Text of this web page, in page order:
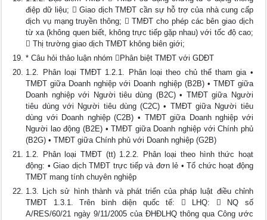
điệp dữ liệu;  Giao dịch TMĐT cần sự hỗ trợ của nhà cung cấp
dịch vụ mạng truyền thông;  TMĐT cho phép các bên giao dịch
từ xa (không quen biết, không trực tiếp gặp nhau) với tốc độ cao;
 Thị trường giao dịch TMĐT không biên giới;
* Câu hỏi thảo luận nhóm Phân biệt TMĐT với GDĐT
1.2. Phân loại TMĐT 1.2.1. Phân loại theo chủ thể tham gia •
TMĐT giữa Doanh nghiệp với Doanh nghiệp (B2B) • TMĐT giữa
Doanh nghiệp với Người tiêu dùng (B2C) • TMĐT giữa Người
tiêu dùng với Người tiêu dùng (C2C) • TMĐT giữa Người tiêu
dùng với Doanh nghiệp (C2B) • TMĐT giữa Doanh nghiệp với
Người lao động (B2E) • TMĐT giữa Doanh nghiệp với Chính phủ
(B2G) • TMĐT giữa Chính phủ với Doanh nghiệp (G2B)
1.2. Phân loại TMĐT (tt) 1.2.2. Phân loại theo hình thức hoạt
động: • Giao dịch TMĐT trực tiếp và đơn lẻ • Tổ chức hoạt động
TMĐT mang tính chuyên nghiệp
1.3. Lịch sử hình thành và phát triển của pháp luật điều chỉnh
TMĐT 1.3.1. Trên bình diện quốc tế:  LHQ:  NQ số
A/RES/60/21 ngày 9/11/2005 của ĐHĐLHQ thông qua Công ước